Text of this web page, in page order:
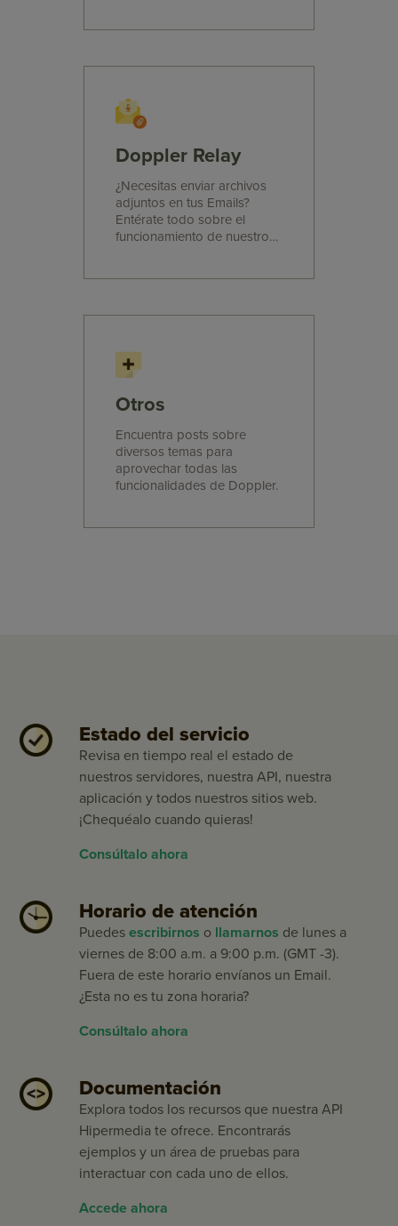
Doppler Relay
¿Necesitas enviar archivos
adjuntos en tus Emails?
Entérate todo sobre el
funcionamiento de nuestro
Otros
Encuentra posts sobre
diversos temas para
aprovechar todas las
funcionalidades de Doppler.
Estado del servicio
Revisa en tiempo real el estado de
nuestros servidores, nuestra API, nuestra
aplicación y todos nuestros sitios web.
¡Chequéalo cuando quieras!
Consúltalo ahora
Horario de atención
Puedesescribirnos o llamarnos de lunes a
viernes de 8:00 a.m. a 9:00 p.m. (GMT -3).
Fuera de este horario envíanos un Email.
¿Esta no es tu zona horaria?
Consúltalo ahora
Documentación
Explora todos los recursos que nuestra API
Hipermedia te ofrece. Encontrarás
ejemplos y un área de pruebas para
interactuar con cada uno de ellos.
Accede ahora